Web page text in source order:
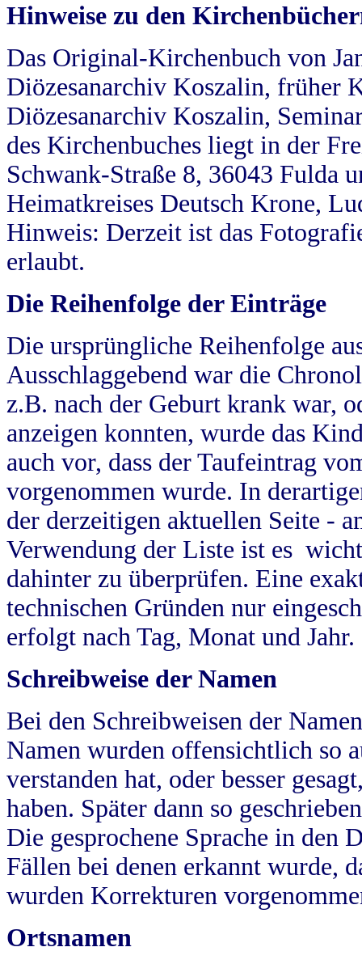
Hinweise zu den
Das Original-Kirchenbuch von
Diözesanarchiv Koszalin, früher
Diözesanarchiv Koszalin,
des Kirchenbuches liegt in der
Schwank-Straße 8, 36043 Fulda
Heimatkreises Deutsch Krone,
Hinweis: Derzeit ist das
erlaubt.
Die Reihenfolge der Einträge
Die ursprüngliche Reihenfolge
Ausschlaggebend war die
z.B. nach der Geburt krank war,
anzeigen konnten, wurde das
auch vor, dass der Taufeintrag
vorgenommen wurde. In
der derzeitigen aktuellen Seite -
Verwendung der Liste ist es
dahinter zu überprüfen. Eine
technischen Gründen nur
erfolgt nach Tag, Monat und Jahr.
Schreibweise der Namen
Bei den Schreibweisen der
Namen wurden offensichtlich so
verstanden hat, oder besser
haben. Später dann so
Die gesprochene Sprache in
Fällen bei denen erkannt wurde,
wurden Korrekturen
Ortsnamen